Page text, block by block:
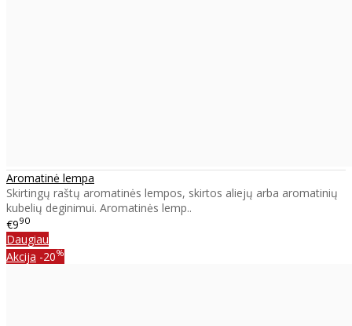
Aromatinė lempa
Skirtingų raštų aromatinės lempos, skirtos aliejų arba aromatinių
kubelių deginimui. Aromatinės lemp..
€990
Daugiau
Akcija -20%